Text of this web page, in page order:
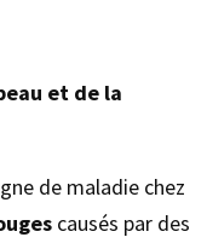
et de la
de maladie chez
causés par des